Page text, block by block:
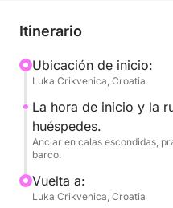
disfrutar de sus
hasta 12 personas a
toldo bimini para
de música vía Bluetooth.
bienvenida!
INCLUIDO en el precio
Patrón
Combustible
Itinerario
Ubicación de inicio:
Luka Crikvenica, Croatia
La hora de inicio y la
huéspedes.
Anclar en calas escondidas,
barco.
Vuelta a:
Luka Crikvenica, Croatia